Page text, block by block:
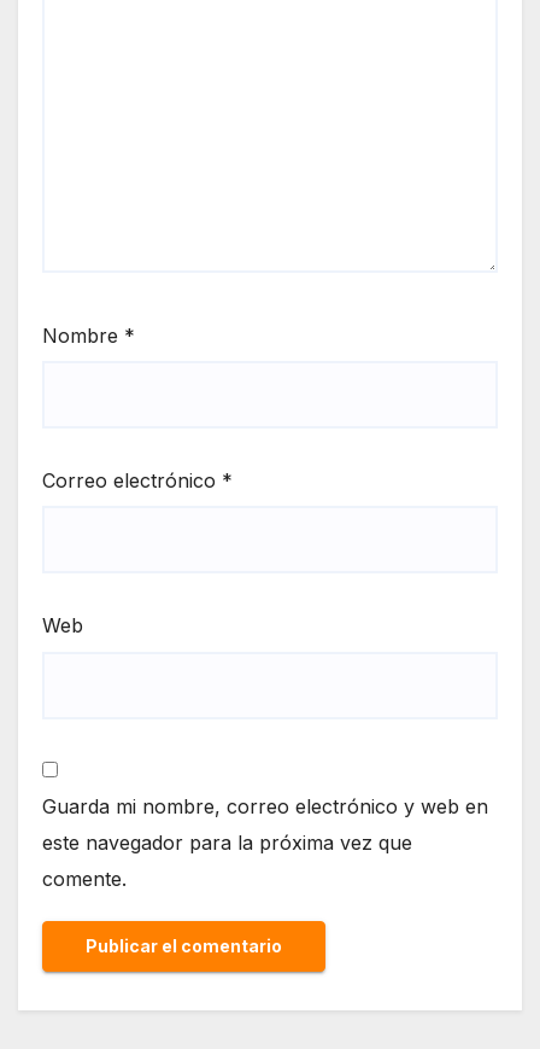
Nombre *
Correo electrónico *
Web
Guarda mi nombre, correo electrónico y web en
este navegador para la próxima vez que
comente.